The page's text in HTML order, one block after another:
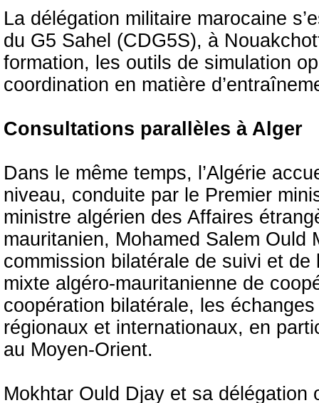
La délégation militaire marocaine
du G5 Sahel (CDG5S), à
formation, les outils de simulation
coordination en matière
Consultations parallèles à Alger
Dans le même temps, l’Algérie
niveau, conduite par le Premier
ministre algérien des Affaires
mauritanien, Mohamed Salem
commission bilatérale de suivi et
mixte algéro-mauritanienne de
coopération bilatérale, les
régionaux et internationaux, en
au Moyen-Orient.
Mokhtar Ould Djay et sa délégation